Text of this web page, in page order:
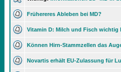
Frühereres Ableben bei MD?
Vitamin D: Milch und Fisch wichtig
Können Hirn-Stammzellen das
Novartis erhält EU-Zulassung für